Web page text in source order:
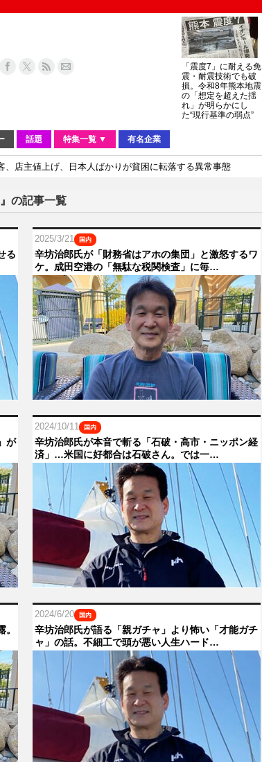
「震度7」に耐える免
震・耐震技術でも破
損。令和8年熊本地震
の「想定を超えた揺
れ」が明らかにし
た“現行基準の弱点”
話題 特集一覧 ▼ 有名企業
店主値上げ、日本人ばかりが貧困に転落する異常事態
の記事一覧
る
2025/3/21 国内
辛坊治郎氏が「財務省はアホの集団」と激怒するワ
ケ。成田空港の「無駄な税関検査」に毎…
が
2024/10/11 国内
辛坊治郎氏が本音で斬る「石破・高市・ニッポン経
済」…米国に好都合は石破さん。では一…
2024/6/20 国内
辛坊治郎氏が語る「親ガチャ」より怖い「才能ガチ
ャ」の話。不細工で頭が悪い人生ハード…